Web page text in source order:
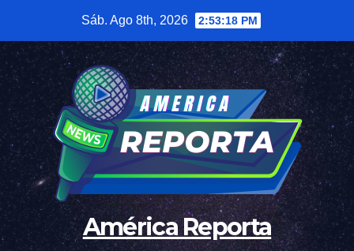
contenido
Sáb. Ago 8th, 2026 2:53:19 PM
América Reporta